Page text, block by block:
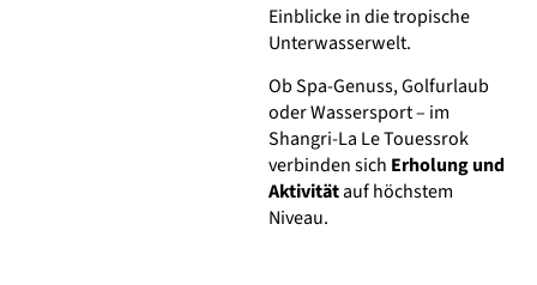
Einblicke in die tropische
Unterwasserwelt.
Ob Spa-Genuss, Golfurlaub
oder Wassersport – im
Shangri-La Le Touessrok
verbinden sich Erholung und
Aktivitätauf höchstem
Niveau.